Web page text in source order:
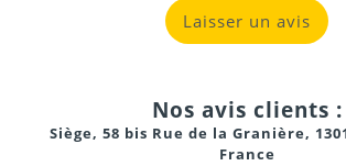
Laisser un avis
Nos avis clients :
Siège, 58 bis Rue de la Granière,
France